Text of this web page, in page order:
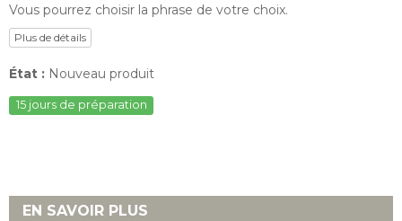
Vous pourrez choisir la phrase de votre choix.
Plus de détails
État : Nouveau produit
15 jours de préparation
EN SAVOIR PLUS